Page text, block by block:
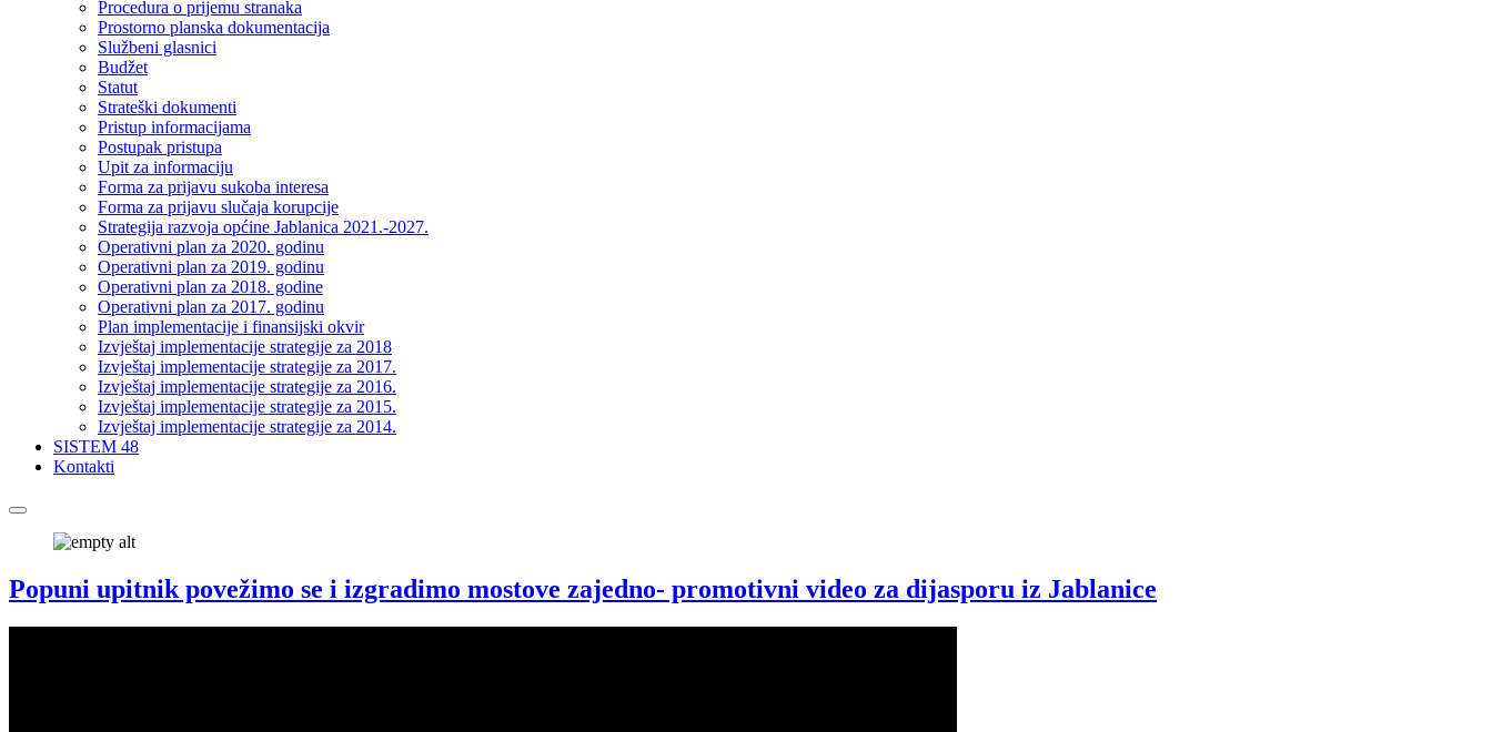
Procedura o prijemu stranaka
Prostorno planska dokumentacija
Službeni glasnici
Budžet
Statut
Strateški dokumenti
Pristup informacijama
Postupak pristupa
Upit za informaciju
Forma za prijavu sukoba interesa
Forma za prijavu slučaja korupcije
Strategija razvoja općine Jablanica 2021.-2027.
Operativni plan za 2020. godinu
Operativni plan za 2019. godinu
Operativni plan za 2018. godine
Operativni plan za 2017. godinu
Plan implementacije i finansijski okvir
Izvještaj implementacije strategije za 2018
Izvještaj implementacije strategije za 2017.
Izvještaj implementacije strategije za 2016.
Izvještaj implementacije strategije za 2015.
Izvještaj implementacije strategije za 2014.
SISTEM 48
Kontakti
Popuni upitnik povežimo se i izgradimo mostove zajedno- promotivni video za dijasporu iz Jablanice